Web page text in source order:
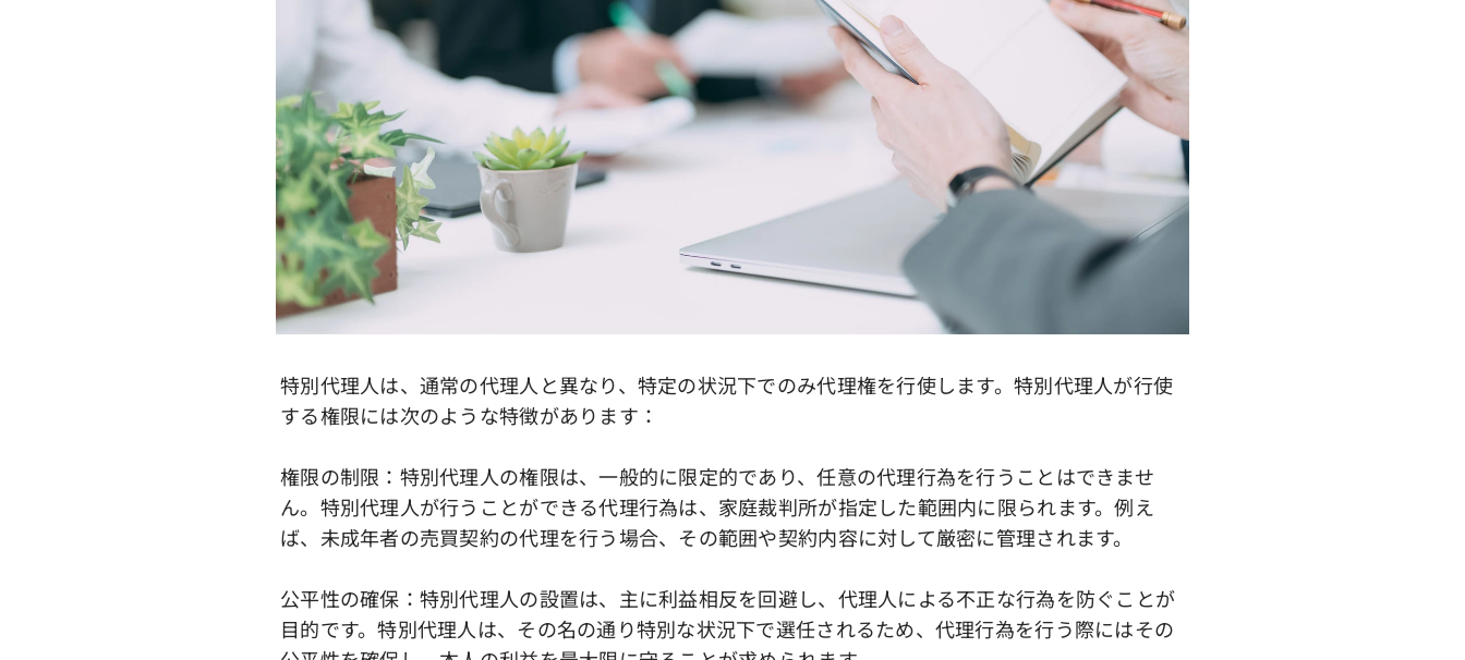
特別代理人は、通常の代理人と異なり、特定の状況下でのみ代理権を行使します。特別代理人が行使
する権限には次のような特徴があります：
権限の制限：特別代理人の権限は、一般的に限定的であり、任意の代理行為を行うことはできませ
ん。特別代理人が行うことができる代理行為は、家庭裁判所が指定した範囲内に限られます。例え
ば、未成年者の売買契約の代理を行う場合、その範囲や契約内容に対して厳密に管理されます。
公平性の確保：特別代理人の設置は、主に利益相反を回避し、代理人による不正な行為を防ぐことが
目的です。特別代理人は、その名の通り特別な状況下で選任されるため、代理行為を行う際にはその